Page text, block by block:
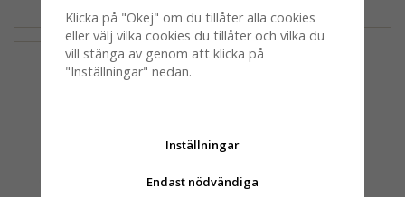
Klicka på "Okej" om du tillåter alla cookies
eller välj vilka cookies du tillåter och vilka du
vill stänga av genom att klicka på
"Inställningar" nedan.
Inställningar
Endast nödvändiga